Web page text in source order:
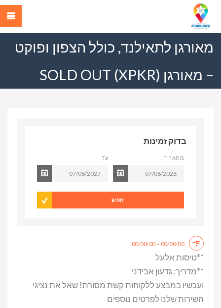
מאורגן לתאילנד, כולל הצפון ופוקט
– מאורגן (XPKR) SOLD OUT
בדוק זמינות
מתאריך עד
חפש
00/00/00 – 00/00/00
.
**טיסות אלעל
**מדריך: גדעון אבידני
ועכשיו במבצע ללקוחות קשת מסורת! שאל את נציגי
השירות שלנו לפרטים נוספים